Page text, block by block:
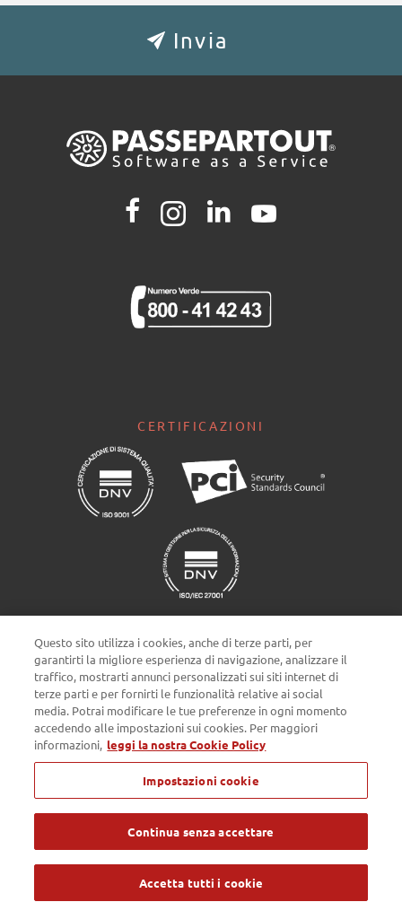
CERTIFICAZIONI
Impostazioni cookie
Privacy policy Cookie Policy
Passepartout s.p.a. - Società a socio unico - c/o SM HUB - Via
Consiglio dei Sessanta 99, 47891 Dogana Repubblica di San Marino
- Tel. 0549 978011 - Numero Verde 800 414243 - Codice Operatore
Economico SM03473 - Iscrizione Registro Società n° 6210 del 6
agosto 2010 - Iscrizione Registro delle attività e-commerce n° 55 -
Capitale Sociale € 4.800.000 i.v. - Tutti i diritti riservati
Questo sito utilizza i cookies, anche di terze parti, per
garantirti la migliore esperienza di navigazione, analizzare il
traffico, mostrarti annunci personalizzati sui siti internet di
terze parti e per fornirti le funzionalità relative ai social
media. Potrai modificare le tue preferenze in ogni momento
accedendo alle impostazioni sui cookies. Per maggiori
informazioni, leggi la nostra Cookie Policy
Impostazioni cookie
Continua senza accettare
Accetta tutti i cookie